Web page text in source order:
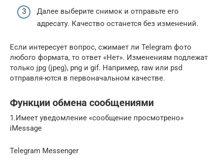
Далее выберите снимок и отправьте его
адресату. Качество останется без изменений.
Если интересует вопрос, сжимает ли Telegram фото
любого формата, то ответ «Нет». Изменениям подлежат
только jpg (jpeg), png и gif. Например, raw или psd
отправля-ются в первоначальном качестве.
Функции обмена сообщениями
1.Имеет уведомление «сообщение просмотрено»
iMessage
Telegram Messenger